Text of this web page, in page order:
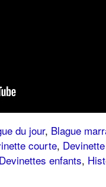
du jour, Blague
courte,
Devinettes enfants,